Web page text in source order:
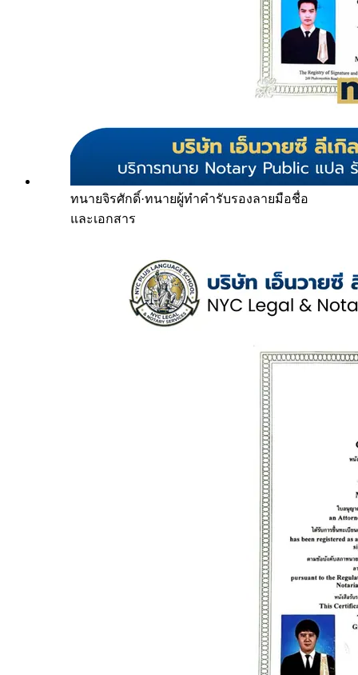
ทนายจิรศักดิ์·ทนายผู้ทำคำรับรองลายมือชื่อ
และเอกสาร